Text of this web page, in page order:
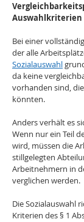
Auswahlkriterien
Bei einer
der alle
Sozialauswahl
da keine
vorhanden sind,
könnten.
Anders verhält es
Wenn nur ein Teil
wird, müssen die
stillgelegten
Arbeitnehmern in
verglichen werden.
Die Sozialauswahl
Kriterien des § 1